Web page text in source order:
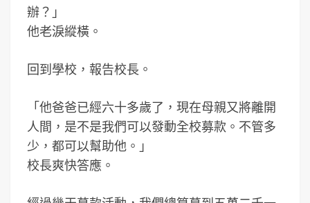
辦？」
他老淚縱橫。
回到學校，報告校長。
「他爸爸已經六十多歲了，現在母親又將離開
人間，是不是我們可以發動全校募款。不管多
少，都可以幫助他。」
校長爽快答應。